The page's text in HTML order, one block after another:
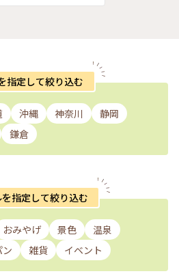
指定して絞り込む
沖縄 神奈川
静岡
鎌倉
指定して絞り込む
おみやげ 景色
温泉
ン 雑貨 イベント